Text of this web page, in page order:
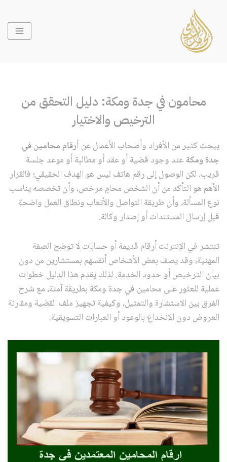
تخطى
إلى
المحتوى
محامون في جدة ومكة: دليل التحقق من
الترخيص والاختيار
يبحث كثير من الأفراد وأصحاب الأعمال عن أرقام محامين في
جدة ومكة عند وجود قضية أو عقد أو مطالبة أو موعد جلسة
قريب. لكن الوصول إلى رقم هاتف ليس هو الهدف الحقيقي؛ فالقرار
الأهم هو التأكد من أن الشخص محامٍ مرخص، وأن تخصصه يناسب
نوع المسألة، وأن طريقة التواصل والأتعاب ونطاق العمل واضحة
قبل إرسال المستندات أو إصدار وكالة.
تنتشر في الإنترنت أرقام قديمة أو حسابات لا توضح الصفة
المهنية، وقد يصف بعض الأشخاص أنفسهم بمستشارين من دون
بيان الترخيص أو حدود الخدمة. لذلك يقدم هذا الدليل خطوات
عملية للعثور على محامين في جدة ومكة بطريقة آمنة، مع شرح
الفرق بين الاستشارة والتمثيل، وكيفية تجهيز ملف القضية ومقارنة
العروض دون الانخداع بالوعود أو العبارات التسويقية.